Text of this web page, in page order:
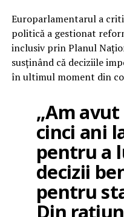
Europarlamentarul a
politică a gestionat
inclusiv prin Planul
susținând că deciziile
în ultimul moment din
„Am
cinci ani
pentru a
decizii
pentru